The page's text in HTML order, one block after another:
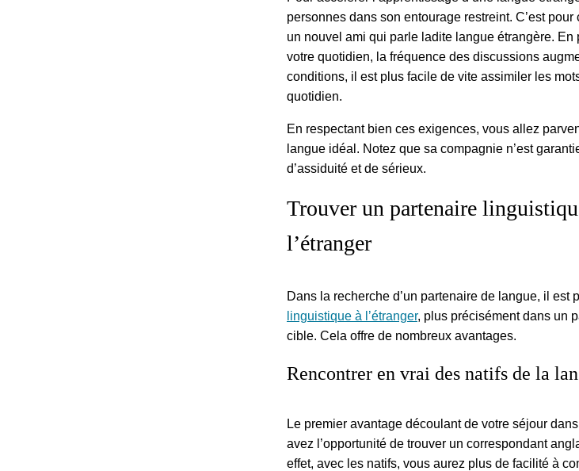
personnes dans son entourage restreint. C’est
un nouvel ami qui parle ladite langue étrangère. En
votre quotidien, la fréquence des discussions
conditions, il est plus facile de vite assimiler les
quotidien.
En respectant bien ces exigences, vous allez
langue idéal. Notez que sa compagnie n’est
d’assiduité et de sérieux.
Trouver un partenaire
l’étranger
Dans la recherche d’un partenaire de langue, il est
linguistique à l’étranger, plus précisément dans un
cible. Cela offre de nombreux avantages.
Rencontrer en vrai des natifs de la
Le premier avantage découlant de votre séjour
avez l’opportunité de trouver un correspondant
effet, avec les natifs, vous aurez plus de facilité à